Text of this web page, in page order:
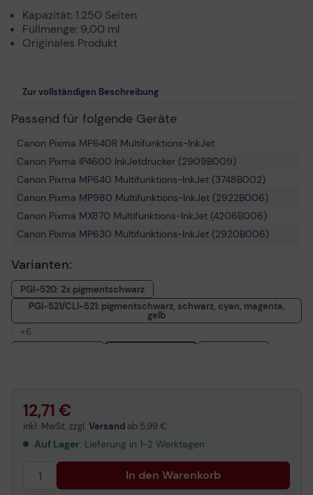
Kapazität: 1.250 Seiten
Füllmenge: 9,00 ml
Originales Produkt
Zur vollständigen Beschreibung
Passend für folgende Geräte
Canon Pixma MP640R Multifunktions-InkJet
Canon Pixma IP4600 InkJetdrucker (2909B009)
Canon Pixma MP640 Multifunktions-InkJet (3748B002)
Canon Pixma MP980 Multifunktions-InkJet (2922B006)
Canon Pixma MX870 Multifunktions-InkJet (4206B006)
Canon Pixma MP630 Multifunktions-InkJet (2920B006)
Canon Pixma MP540 Multifunktions-InkJet (2919B006)
Canon Pixma IP4700 InkJetdrucker (3742B002)
Canon Pixma MP550 Multifunktions-InkJet (3746B009)
Canon Pixma IP4600X InkJetdrucker
Canon Pixma MP560 Multifunktions-InkJet (3747B002)
Canon Pixma MX860 Multifunktions-InkJet (3301B010)
Canon Pixma IP4600 Series InkJetdrucker
Canon Pixma MX870 Series Multifunktions-InkJet
Canon Pixma MP990 Multifunktions-InkJet (3749B002)
Canon Pixma MP620 Multifunktions-InkJet (2921B006)
Varianten:
PGI-520: 2x pigmentschwarz
PGI-521/CLI-521: pigmentschwarz, schwarz, cyan, magenta,
gelb
+6
12,71 €
inkl. MwSt. zzgl. Versand ab 5,99 €
Auf Lager: Lieferung in 1-2 Werktagen
In den Warenkorb